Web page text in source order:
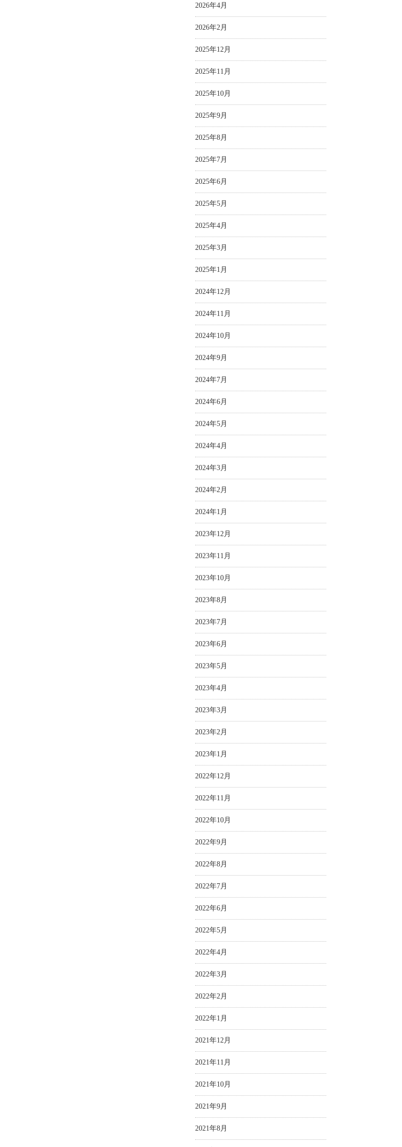
2026年4月
2026年2月
2025年12月
2025年11月
2025年10月
2025年9月
2025年8月
2025年7月
2025年6月
2025年5月
2025年4月
2025年3月
2025年1月
2024年12月
2024年11月
2024年10月
2024年9月
2024年7月
2024年6月
2024年5月
2024年4月
2024年3月
2024年2月
2024年1月
2023年12月
2023年11月
2023年10月
2023年8月
2023年7月
2023年6月
2023年5月
2023年4月
2023年3月
2023年2月
2023年1月
2022年12月
2022年11月
2022年10月
2022年9月
2022年8月
2022年7月
2022年6月
2022年5月
2022年4月
2022年3月
2022年2月
2022年1月
2021年12月
2021年11月
2021年10月
2021年9月
2021年8月